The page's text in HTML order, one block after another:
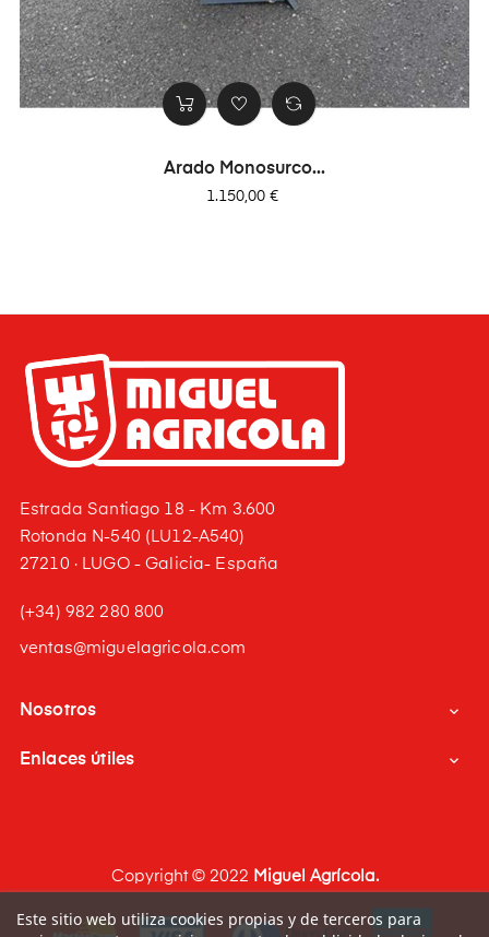
Arado Monosurco...
Precio
1.150,00 €
Estrada Santiago 18 - Km 3.600
Rotonda N-540 (LU12-A540)
27210 · LUGO - Galicia- España
(+34) 982 280 800
ventas@miguelagricola.com
Nosotros 
Enlaces útiles 
Copyright © 2022 Miguel Agrícola.
Este sitio web utiliza cookies propias y de terceros para